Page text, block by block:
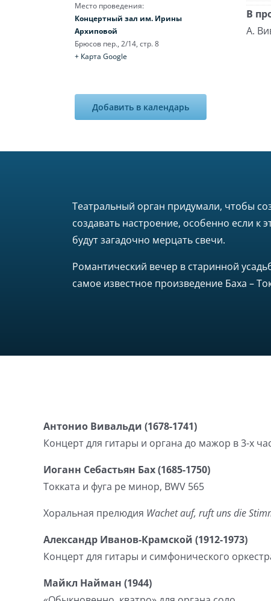
Место проведения:
Концертный зал им. Ирины
Архиповой
Брюсов пер., 2/14, стр. 8
+ Карта Google
Добавить в календарь
В
А.
Театральный орган придумали, чтобы
создавать настроение, особенно если к
будут загадочно мерцать свечи.
Романтический вечер в старинной
самое известное произведение Баха –
Антонио Вивальди (1678-1741)
Концерт для гитары и органа до мажор в 3-х
Иоганн Себастьян Бах (1685-1750)
Токката и фуга ре минор, BWV 565
Хоральная прелюдия Wachet auf, ruft uns die
Александр Иванов-Крамской (1912-1973)
Концерт для гитары и симфонического
Майкл Найман (1944)